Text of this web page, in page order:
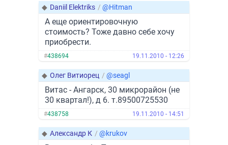
◆ Daniil Elektriks / @Hitman
А еще ориентировочную
стоимость? Тоже давно себе хочу
приобрести.
#438694 19.11.2010 - 12:26
◆ Олег Витиорец / @seagl
Витас - Ангарск, 30 микрорайон (не
30 квартал!), д 6. т.89500725530
#438758 19.11.2010 - 14:51
◆ Александр К / @krukov